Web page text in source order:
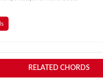
RELATED CHORDS